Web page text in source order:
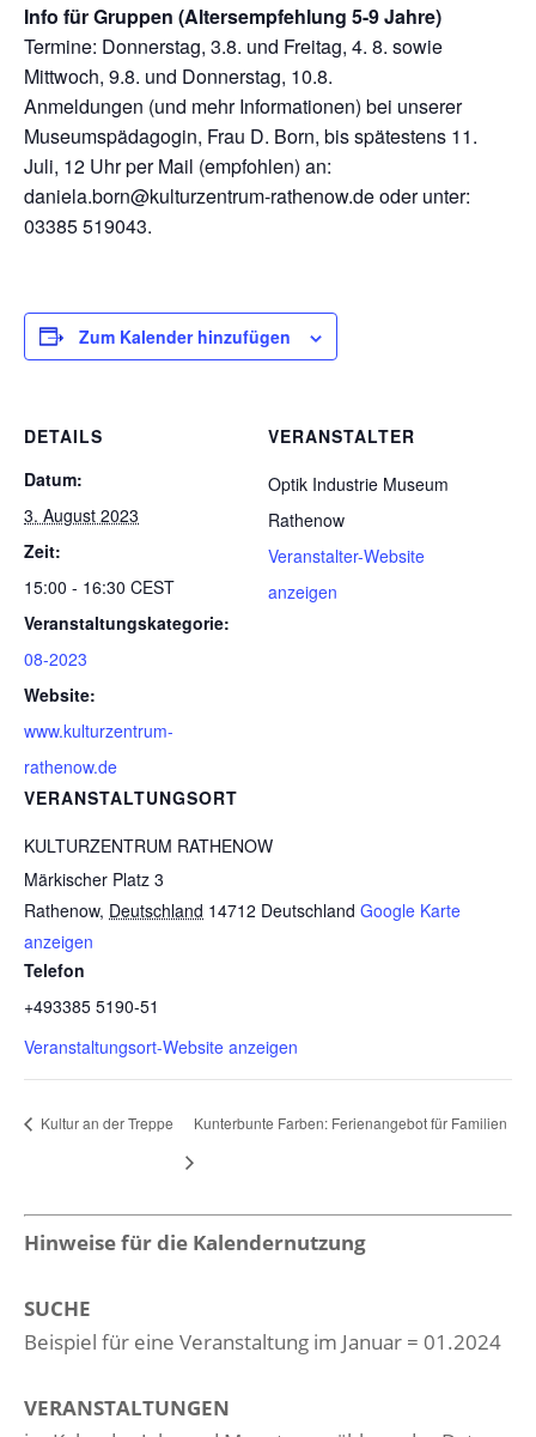
Info für Gruppen (Altersempfehlung 5-9 Jahre)
Termine: Donnerstag, 3.8. und Freitag, 4. 8. sowie
Mittwoch, 9.8. und Donnerstag, 10.8.
Anmeldungen (und mehr Informationen) bei unserer
Museumspädagogin, Frau D. Born, bis spätestens 11.
Juli, 12 Uhr per Mail (empfohlen) an:
daniela.born@kulturzentrum-rathenow.de oder unter:
03385 519043.
Zum Kalender hinzufügen
DETAILS
Datum:
3. August 2023
Zeit:
15:00 - 16:30 CEST
Veranstaltungskategorie:
08-2023
Website:
www.kulturzentrum-
rathenow.de
VERANSTALTUNGSORT
KULTURZENTRUM RATHENOW
Märkischer Platz 3
Rathenow, Deutschland 14712 Deutschland Google Karte
anzeigen
Telefon
+493385 5190-51
Veranstaltungsort-Website anzeigen
VERANSTALTER
Optik Industrie Museum
Rathenow
Veranstalter-Website
anzeigen
Kultur an der Treppe Kunterbunte Farben: Ferienangebot für Familien
Hinweise für die Kalendernutzung
SUCHE
Beispiel für eine Veranstaltung im Januar = 01.2024
VERANSTALTUNGEN